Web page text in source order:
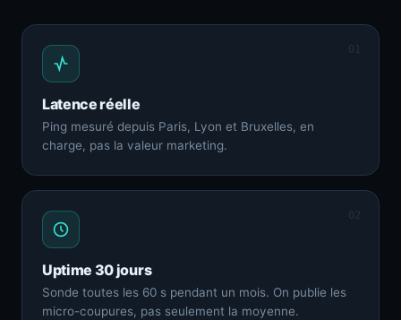
01
Latence réelle
Ping mesuré depuis Paris, Lyon et Bruxelles, en
charge, pas la valeur marketing.
02
Uptime 30 jours
Sonde toutes les 60 s pendant un mois. On publie les
micro-coupures, pas seulement la moyenne.